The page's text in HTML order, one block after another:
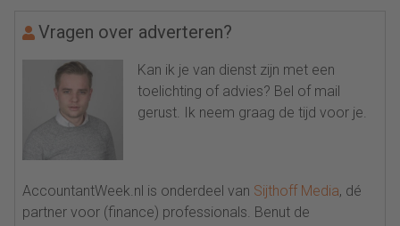
Vragen over adverteren?
Kan ik je van dienst zijn met een
toelichting of advies? Bel of mail
gerust. Ik neem graag de tijd voor je.
AccountantWeek.nl is onderdeel van Sijthoff Media, dé
partner voor (finance) professionals. Benut de